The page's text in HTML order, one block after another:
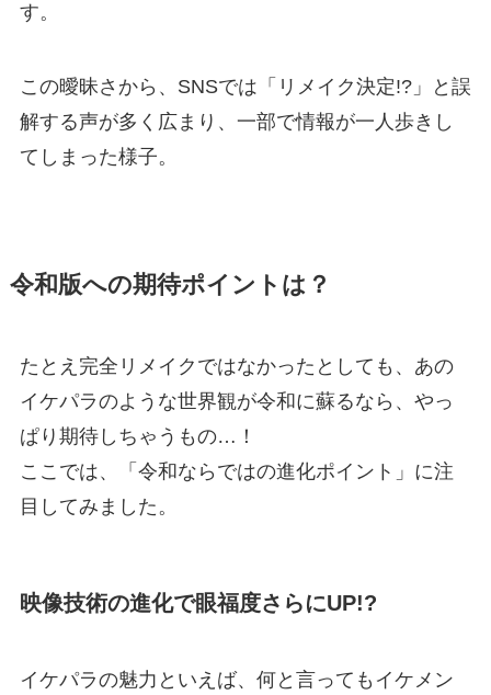
す。
この曖昧さから、SNSでは「リメイク決定!?」と誤
解する声が多く広まり、一部で情報が一人歩きし
てしまった様子。
令和版への期待ポイントは？
たとえ完全リメイクではなかったとしても、あの
イケパラのような世界観が令和に蘇るなら、やっ
ぱり期待しちゃうもの…！
ここでは、「令和ならではの進化ポイント」に注
目してみました。
映像技術の進化で眼福度さらにUP!?
イケパラの魅力といえば、何と言ってもイケメン